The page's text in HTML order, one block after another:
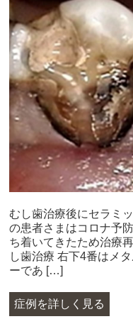
むし歯治療後にセラミ
の患者さまはコロナ予
ち着いてきたため治療
し歯治療 右下4番はメ
ーであ […]
症例を詳しく見る